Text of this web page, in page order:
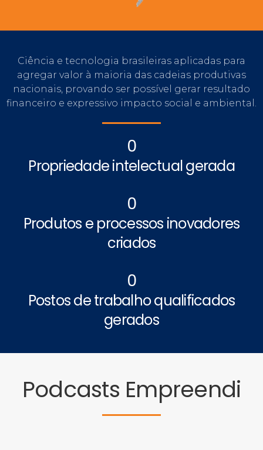
Ciência e tecnologia brasileiras aplicadas para
agregar valor à maioria das cadeias produtivas
nacionais, provando ser possível gerar resultado
financeiro e expressivo impacto social e ambiental.
0
Propriedade intelectual gerada
0
Produtos e processos inovadores
criados
0
Postos de trabalho qualificados
gerados
Podcasts Empreendi